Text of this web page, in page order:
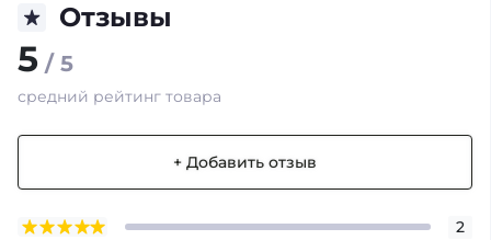
Отзывы
5 / 5
средний рейтинг товара
+ Добавить отзыв
2